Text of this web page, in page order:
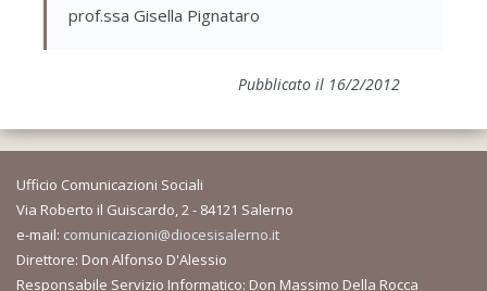
prof.ssa Gisella Pignataro
Pubblicato il 16/2/2012
Ufficio Comunicazioni Sociali
Via Roberto il Guiscardo, 2 - 84121 Salerno
e-mail: comunicazioni@diocesisalerno.it
Direttore: Don Alfonso D'Alessio
Responsabile Servizio Informatico: Don Massimo Della Rocca